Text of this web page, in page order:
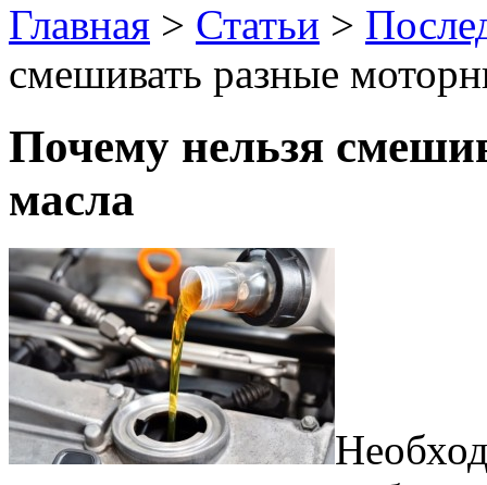
Главная > Статьи >
смешивать разные
Почему нельзя
масла